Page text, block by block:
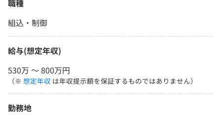
職種
組込・制御
給与(想定年収)
530万 〜 800万円
（※ 想定年収 は年収提示額を保証するものではありません）
勤務地